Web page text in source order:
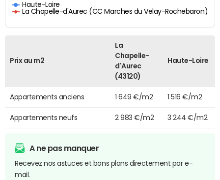
Haute-Loire
La Chapelle-d'Aurec (CC Marches du Velay-Rochebaron)
Prix au m2
La
Chapelle-
d'Aurec
(43120)
Haute-Loire
Appartements anciens 1 649 €/m2 1 516 €/m2
Appartements neufs 2 983 €/m2 3 244 €/m2
A ne pas manquer
Recevez nos astuces et bons plans directement par e-
mail.